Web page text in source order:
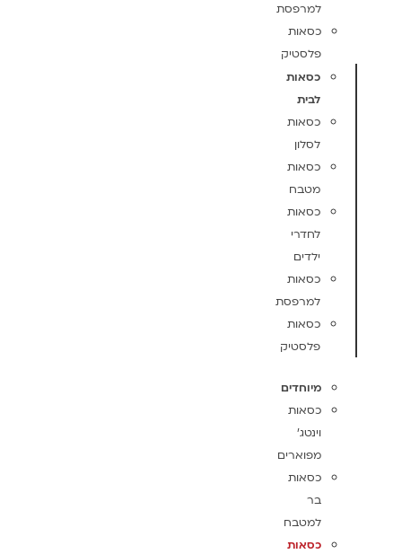
למרפסת
כסאות
פלסטיק
כסאות
לבית
כסאות
לסלון
כסאות
מטבח
כסאות
לחדרי
ילדים
כסאות
למרפסת
כסאות
פלסטיק
מיוחדים
כסאות
וינטג'
מפוארים
כסאות
בר
למטבח
כסאות